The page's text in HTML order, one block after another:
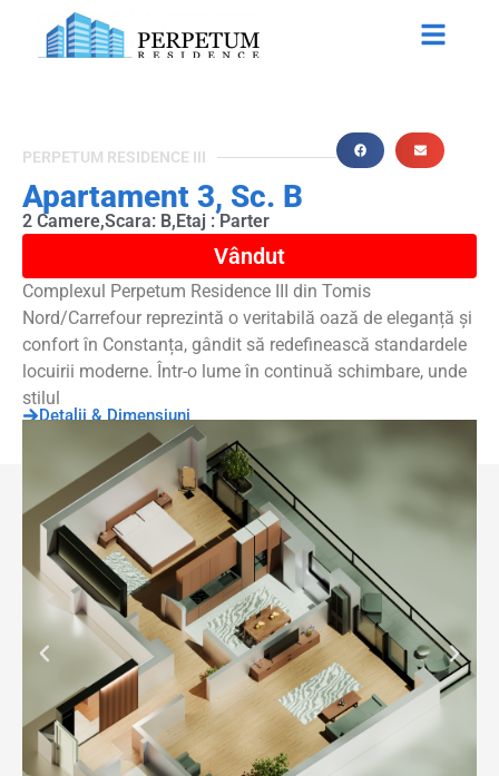
PERPETUM RESIDENCE III
Apartament 3, Sc. B
2 Camere,Scara: B,Etaj : Parter
Vândut
Complexul Perpetum Residence III din Tomis
Nord/Carrefour reprezintă o veritabilă oază de eleganță și
confort în Constanța, gândit să redefinească standardele
locuirii moderne. Într-o lume în continuă schimbare, unde
stilul
Detalii & Dimensiuni